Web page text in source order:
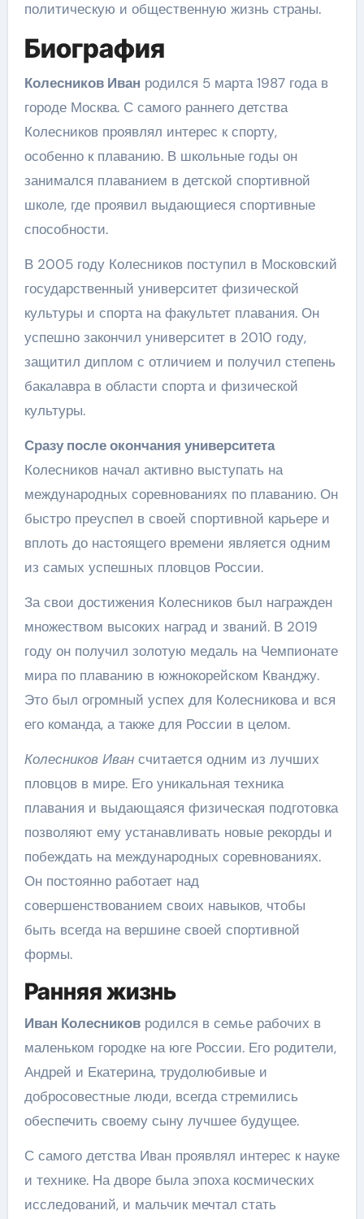
политическую и общественную жизнь страны.
Биография
Колесников Иван родился 5 марта 1987 года в
городе Москва. С самого раннего детства
Колесников проявлял интерес к спорту,
особенно к плаванию. В школьные годы он
занимался плаванием в детской спортивной
школе, где проявил выдающиеся спортивные
способности.
В 2005 году Колесников поступил в Московский
государственный университет физической
культуры и спорта на факультет плавания. Он
успешно закончил университет в 2010 году,
защитил диплом с отличием и получил степень
бакалавра в области спорта и физической
культуры.
Сразу после окончания университета
Колесников начал активно выступать на
международных соревнованиях по плаванию. Он
быстро преуспел в своей спортивной карьере и
вплоть до настоящего времени является одним
из самых успешных пловцов России.
За свои достижения Колесников был награжден
множеством высоких наград и званий. В 2019
году он получил золотую медаль на Чемпионате
мира по плаванию в южнокорейском Кванджу.
Это был огромный успех для Колесникова и вся
его команда, а также для России в целом.
Колесников Ивансчитается одним из лучших
пловцов в мире. Его уникальная техника
плавания и выдающаяся физическая подготовка
позволяют ему устанавливать новые рекорды и
побеждать на международных соревнованиях.
Он постоянно работает над
совершенствованием своих навыков, чтобы
быть всегда на вершине своей спортивной
формы.
Ранняя жизнь
Иван Колесниковродился в семье рабочих в
маленьком городке на юге России. Его родители,
Андрей и Екатерина, трудолюбивые и
добросовестные люди, всегда стремились
обеспечить своему сыну лучшее будущее.
С самого детства Иван проявлял интерес к науке
и технике. На дворе была эпоха космических
исследований, и мальчик мечтал стать